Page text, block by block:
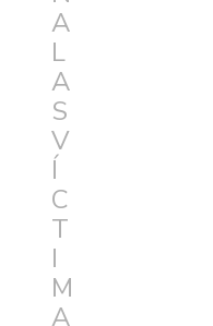
A
L
A
S
V
Í
C
T
I
M
A